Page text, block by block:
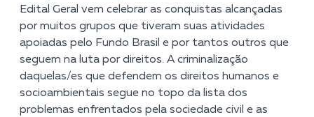
Edital Geral vem celebrar as conquistas alcançadas
por muitos grupos que tiveram suas atividades
apoiadas pelo Fundo Brasil e por tantos outros que
seguem na luta por direitos. A criminalização
daquelas/es que defendem os direitos humanos e
socioambientais segue no topo da lista dos
problemas enfrentados pela sociedade civil e as